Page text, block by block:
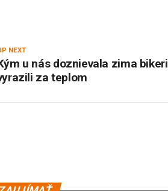
NEXT
u nás doznievala zima bikeri
za teplom